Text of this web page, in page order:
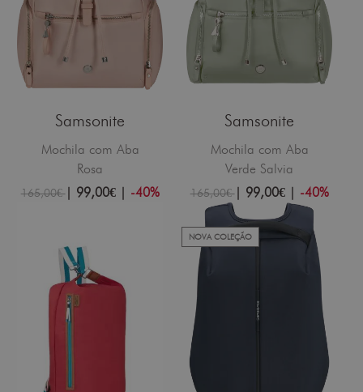
Samsonite
Mochila com Aba
Rosa
165,00€| 99,00€| -40%
Samsonite
Mochila com Aba
Verde Salvia
165,00€| 99,00€| -40%
NOVA COLEÇÃO